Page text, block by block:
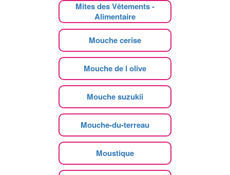
Mites des Vêtements -
Alimentaire
Mouche cerise
Mouche de l olive
Mouche suzukii
Mouche-du-terreau
Moustique